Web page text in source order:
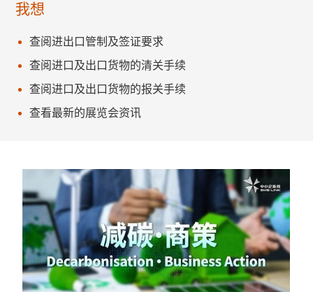
我想
查阅进出口管制及签证要求
查阅进口及出口货物的清关手续
查阅进口及出口货物的报关手续
查看最新的展览会资讯